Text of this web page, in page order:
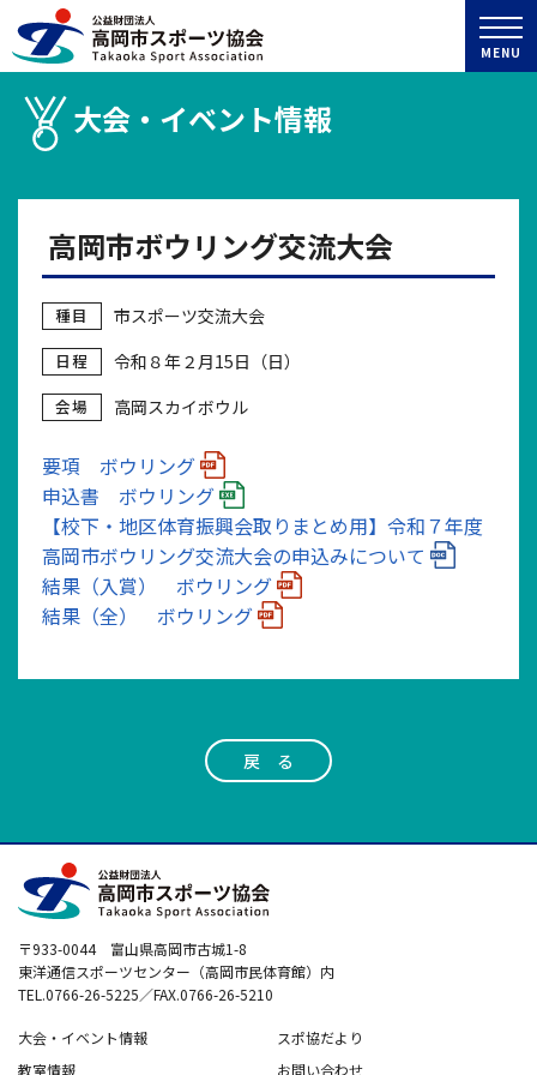
MENU
大会・イベント情報
高岡市ボウリング交流大会
種目 市スポーツ交流大会
日程 令和８年２月15日（日）
会場 高岡スカイボウル
要項 ボウリング
申込書 ボウリング
【校下・地区体育振興会取りまとめ用】令和７年度
高岡市ボウリング交流大会の申込みについて
結果（入賞） ボウリング
結果（全） ボウリング
戻 る
〒933-0044 富山県高岡市古城1-8
東洋通信スポーツセンター（高岡市民体育館）内
TEL.0766-26-5225／FAX.0766-26-5210
大会・イベント情報
教室情報
スポ協だより
お問い合わせ